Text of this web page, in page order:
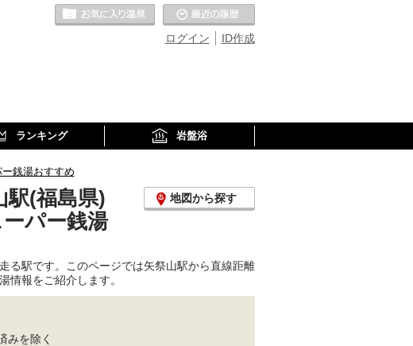
ID作成
ログイン
お気に入りの温泉
ランキング 岩盤浴
銭湯おすすめ
駅(福島県)
パー銭湯
地図から探す
る駅です。このページでは矢祭山駅から直線距離
情報をご紹介します。
みを除く